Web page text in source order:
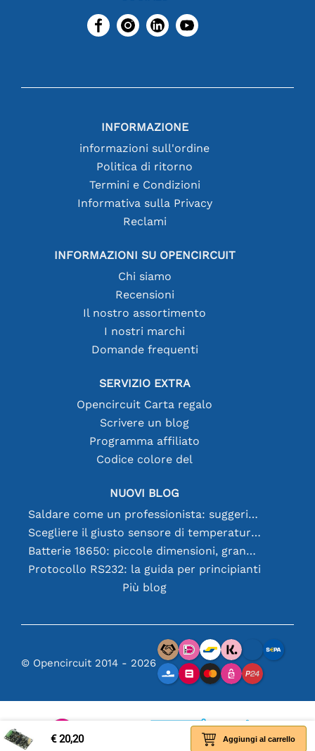
€ 20,20 Aggiungi al carrello
INFORMAZIONE
informazioni sull'ordine
Politica di ritorno
Termini e Condizioni
Informativa sulla Privacy
Reclami
INFORMAZIONI SU OPENCIRCUIT
Chi siamo
Recensioni
Il nostro assortimento
I nostri marchi
Domande frequenti
SERVIZIO EXTRA
Opencircuit Carta regalo
Scrivere un blog
Programma affiliato
Codice colore del
NUOVI BLOG
Saldare come un professionista: suggerimenti per connessioni elettroniche perfette
Scegliere il giusto sensore di temperatura [youtube]
Batterie 18650: piccole dimensioni, grandi prestazioni
Protocollo RS232: la guida per principianti
Più blog
© Opencircuit 2014 - 2026